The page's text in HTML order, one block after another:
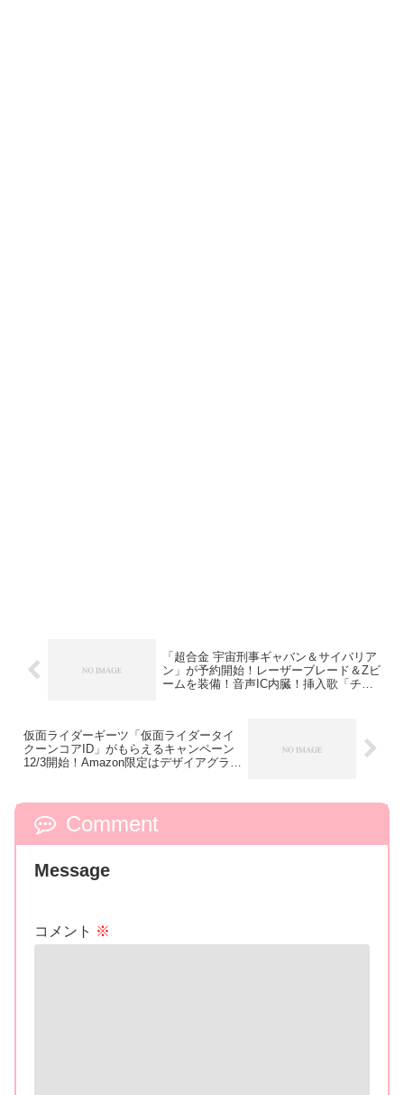
「超合金 宇宙刑事ギャバン＆サイバリア
ン」が予約開始！レーザーブレード＆Zビ
ームを装備！音声IC内臓！挿入歌「チェ
仮面ライダーギーツ「仮面ライダータイ
クーンコアID」がもらえるキャンペーン
12/3開始！Amazon限定はデザイアグラン
Comment
Message
コメント ※